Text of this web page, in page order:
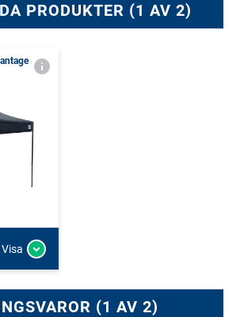
PRODUKTER (1 AV 2)
Visa
(1 AV 2)